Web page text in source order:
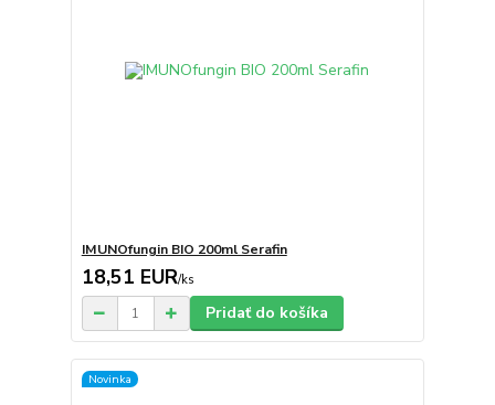
IMUNOfungin BIO 200ml Serafin
18,51 EUR/ks
Pridať do košíka
Novinka